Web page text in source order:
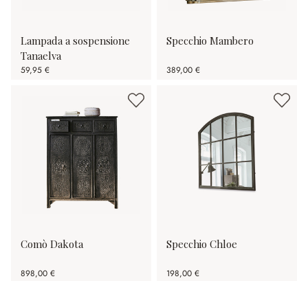
Lampada a sospensione
Tanaelva
59,95 €
Specchio Mambero
389,00 €
Comò Dakota
898,00 €
Specchio Chloe
198,00 €